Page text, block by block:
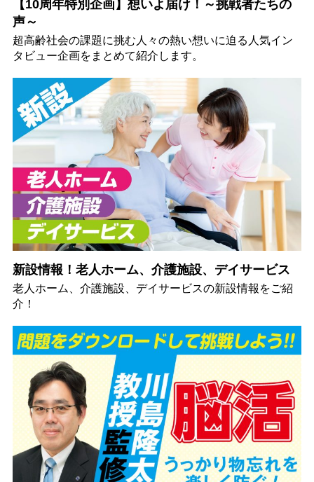
【10周年特別企画】想いよ届け！～挑戦者たちの
声～
超高齢社会の課題に挑む人々の熱い想いに迫る人気イン
タビュー企画をまとめて紹介します。
新設情報！老人ホーム、介護施設、デイサービス
老人ホーム、介護施設、デイサービスの新設情報をご紹
介！